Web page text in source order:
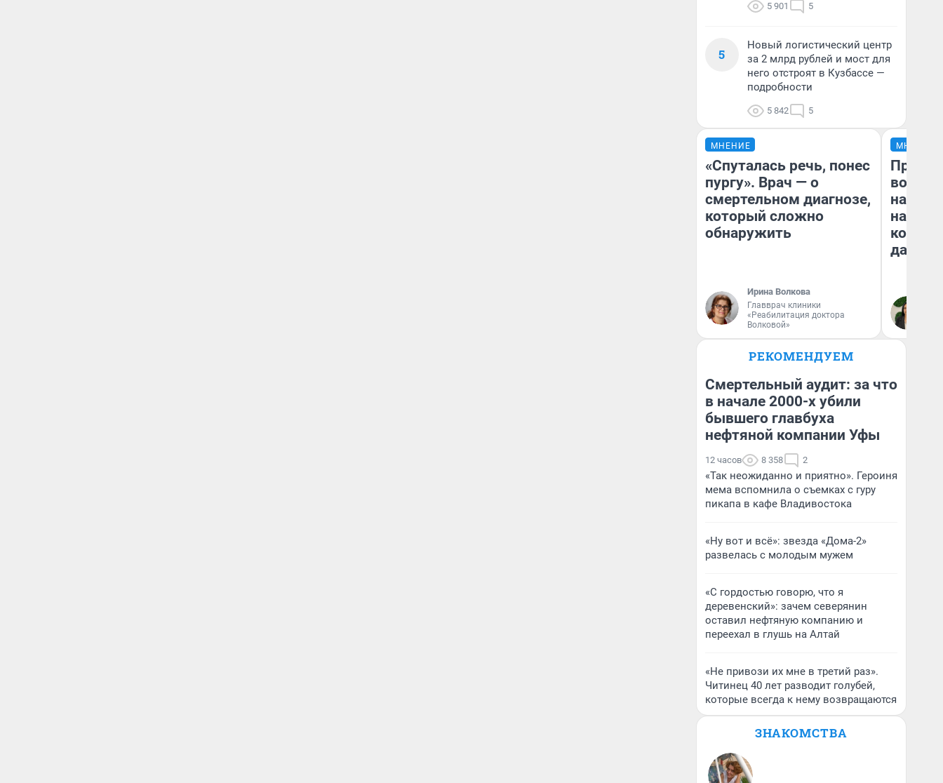
5 901 5
5
Новый логистический центр
за 2 млрд рублей и мост для
него отстроят в Кузбассе —
подробности
5 842 5
МНЕНИЕ
«Спуталась речь, понес
пургу». Врач — о
смертельном диагнозе,
который сложно
обнаружить
Ирина Волкова
Главврач клиники
«Реабилитация доктора
Волковой»
МНЕНИЕ
нам
даже
РЕКОМЕНДУЕМ
Смертельный аудит: за что
в начале 2000-х убили
бывшего главбуха
нефтяной компании Уфы
12 часов 8 358 2
«Так неожиданно и приятно». Героиня
мема вспомнила о съемках с гуру
пикапа в кафе Владивостока
«Ну вот и всё»: звезда «Дома-2»
развелась с молодым мужем
«С гордостью говорю, что я
деревенский»: зачем северянин
оставил нефтяную компанию и
переехал в глушь на Алтай
«Не привози их мне в третий раз».
Читинец 40 лет разводит голубей,
которые всегда к нему возвращаются
ЗНАКОМСТВА